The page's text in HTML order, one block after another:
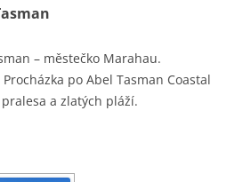
– městečko Marahau.
po Abel Tasman Coastal
a zlatých pláží.